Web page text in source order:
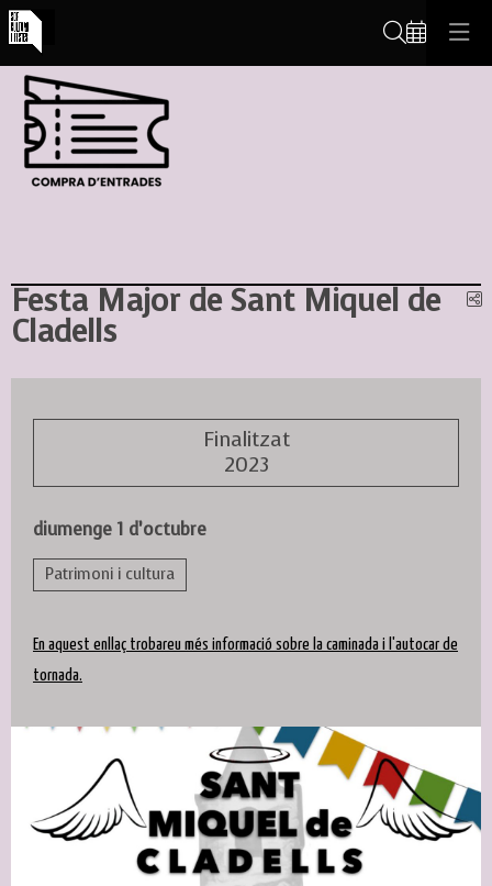
Festa Major de Sant Miquel de
Cladells
Finalitzat
2023
diumenge 1 d’octubre
Patrimoni i cultura
En aquest enllaç trobareu més informació sobre la caminada i l'autocar de
tornada.